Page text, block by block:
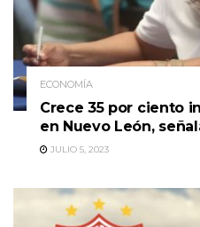
ECONOMÍA
Crece 35 por ciento
en Nuevo León,
JULIO 5, 2023